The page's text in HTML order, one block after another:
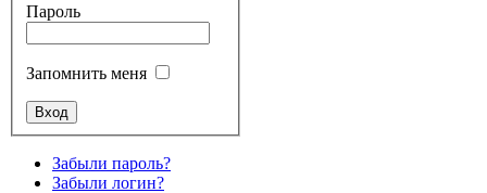
Пароль
Запомнить меня
Забыли пароль?
Забыли логин?